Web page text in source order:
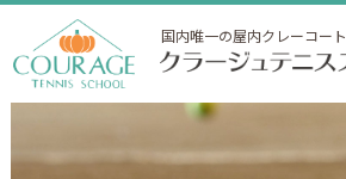
国内唯一の屋内クレーコート